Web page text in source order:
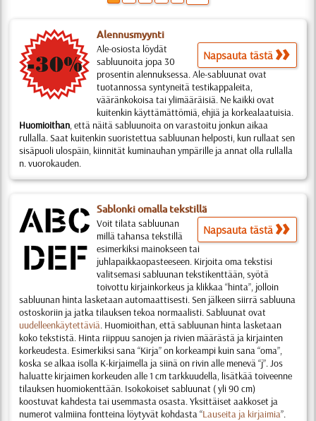
Alennusmyynti
Napsauta tästä
Ale-osiosta löydät
sabluunoita jopa 30
prosentin alennuksessa. Ale-sabluunat ovat
tuotannossa syntyneitä testikappaleita,
vääränkokoisa tai ylimääräisiä. Ne kaikki ovat
kuitenkin käyttämättömiä, ehjiä ja korkealaatuisia.
Huomioithan, että näitä sabluunoita on varastoitu jonkun aikaa
rullalla. Saat kuitenkin suoristettua sabluunan helposti, kun rullaat sen
sisäpuoli ulospäin, kiinnität kuminauhan ympärille ja annat olla rullalla
n. vuorokauden.
Sablonki omalla tekstillä
Napsauta tästä
Voit tilata sabluunan
millä tahansa tekstillä
esimerkiksi mainokseen tai
juhlapaikkaopasteeseen. Kirjoita oma tekstisi
valitsemasi sabluunan tekstikenttään, syötä
toivottu kirjainkorkeus ja klikkaa “hinta”, jolloin
sabluunan hinta lasketaan automaattisesti. Sen jälkeen siirrä sabluuna
ostoskoriin ja jatka tilauksen tekoa normaalisti. Sabluunat ovat
uudelleenkäytettäviä. Huomioithan, että sabluunan hinta lasketaan
koko tekstistä. Hinta riippuu sanojen ja rivien määrästä ja kirjainten
korkeudesta. Esimerkiksi sana “Kirja” on korkeampi kuin sana “oma”,
koska se alkaa isolla K-kirjaimella ja siinä on rivin alle menevä “j”. Jos
haluatte kirjaimen korkeuden alle 1 cm tarkkuudella, lisätkää toiveenne
tilauksen huomiokenttään. Isokokoiset sabluunat ( yli 90 cm)
koostuvat kahdesta tai usemmasta osasta. Yksittäiset aakkoset ja
numerot valmiina fontteina löytyvät kohdasta “Lauseita ja kirjaimia”.